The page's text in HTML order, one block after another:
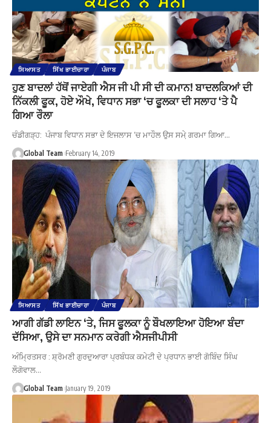
ਸਿਆਸਤ ਸਿੱਖ ਭਾਈਚਾਰਾ ਪੰਜਾਬ
ਹੁਣ ਬਾਦਲਾਂ ਹੱਥੋਂ ਜਾਏਗੀ ਐਸ ਜੀ ਪੀ ਸੀ ਦੀ ਕਮਾਨ! ਬਾਦਲਕਿਆਂ ਦੀ
ਨਿੱਕਲੀ ਫੂਕ, ਹੋਏ ਔਖੇ, ਵਿਧਾਨ ਸਭਾ ‘ਚ ਫੂਲਕਾ ਦੀ ਸਲਾਹ ‘ਤੇ ਪੈ
ਗਿਆ ਰੌਲਾ
ਚੰਡੀਗੜ੍ਹ: ਪੰਜਾਬ ਵਿਧਾਨ ਸਭਾ ਦੇ ਇਜਲਾਸ ‘ਚ ਮਾਹੌਲ ਉਸ ਸਮੇ਼ ਗਰਮਾ ਗਿਆ…
Global Team February 14, 2019
ਸਿਆਸਤ ਸਿੱਖ ਭਾਈਚਾਰਾ ਪੰਜਾਬ
ਆਗੀ ਗੱਡੀ ਲਾਇਨ ‘ਤੇ, ਜਿਸ ਫੂਲਕਾ ਨੂੰ ਬੌਖਲਾਇਆ ਹੋਇਆ ਬੰਦਾ
ਦੱਸਿਆ, ਉਸੇ ਦਾ ਸਨਮਾਨ ਕਰੇਗੀ ਐਸਜੀਪੀਸੀ
ਅੰਮ੍ਰਿਤਸਰ : ਸ਼੍ਰੋਮਣੀ ਗੁਰਦੁਆਰਾ ਪ੍ਰਬੰਧਕ ਕਮੇਟੀ ਦੇ ਪ੍ਰਧਾਨ ਭਾਈ ਗੋਬਿੰਦ ਸਿੰਘ
ਲੌਗੋਵਾਲ…
Global Team January 19, 2019